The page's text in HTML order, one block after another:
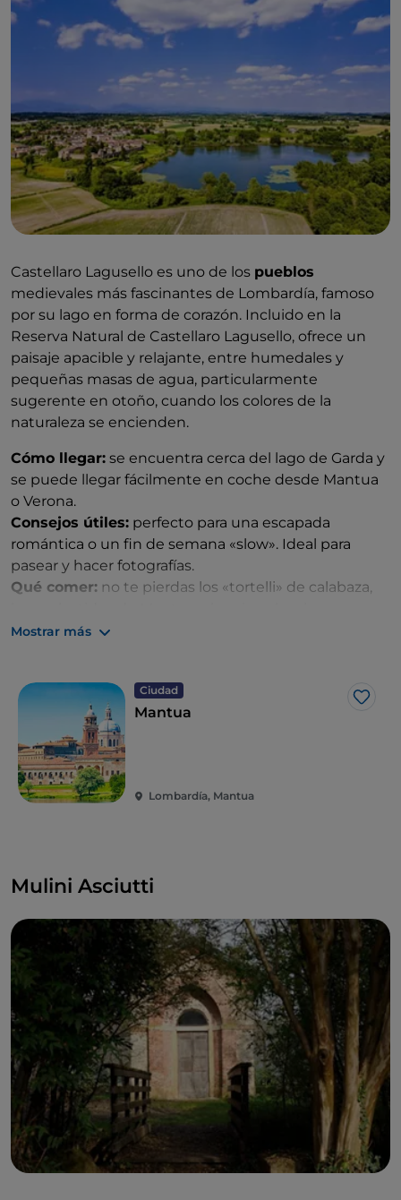
Castellaro Lagusello es uno de los pueblos
medievales más fascinantes de Lombardía, famoso
por su lago en forma de corazón. Incluido en la
Reserva Natural de Castellaro Lagusello, ofrece un
paisaje apacible y relajante, entre humedales y
pequeñas masas de agua, particularmente
sugerente en otoño, cuando los colores de la
naturaleza se encienden.
Cómo llegar: se encuentra cerca del lago de Garda y
se puede llegar fácilmente en coche desde Mantua
o Verona.
Consejos útiles: perfecto para una escapada
romántica o un fin de semana «slow». Ideal para
pasear y hacer fotografías.
Qué comer: no te pierdas los «tortelli» de calabaza,
Mostrar más
Ciudad
Me
Mantua
Lombardía, Mantua
Mulini Asciutti